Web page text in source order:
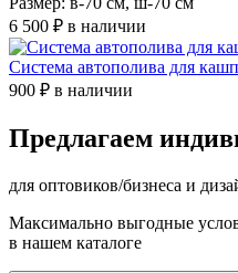
6 500 ₽ в наличии
Система автополива для
900 ₽ в наличии
Предлагаем
для оптовиков/бизнеса и
Максимально выгодные
в нашем каталоге